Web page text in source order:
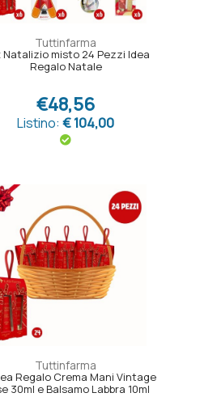
Tuttinfarma
Natalizio misto 24 Pezzi Idea
Regalo Natale
€48,56
Listino:€ 104,00
Tuttinfarma
Regalo Crema Mani Vintage
30ml e Balsamo Labbra 10ml